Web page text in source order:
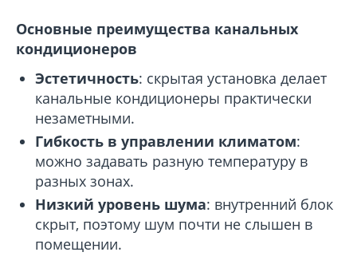
Основные преимущества канальных
кондиционеров
Эстетичность: скрытая установка делает
канальные кондиционеры практически
незаметными.
Гибкость в управлении климатом:
можно задавать разную температуру в
разных зонах.
Низкий уровень шума: внутренний блок
скрыт, поэтому шум почти не слышен в
помещении.